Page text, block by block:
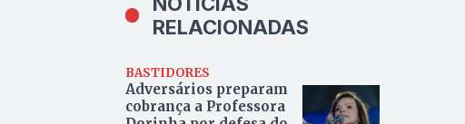
RELACIONADAS
BASTIDORES
Adversários preparam
cobrança a Professora